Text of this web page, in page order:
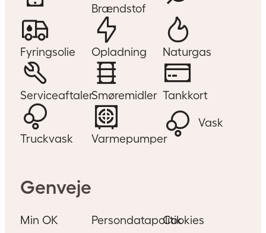
Brændstof
Fyringsolie Opladning Naturgas
ServiceaftalerSmøremidler Tankkort
Truckvask Varmepumper
Vask
Genveje
Min OK PersondatapolitikCookies